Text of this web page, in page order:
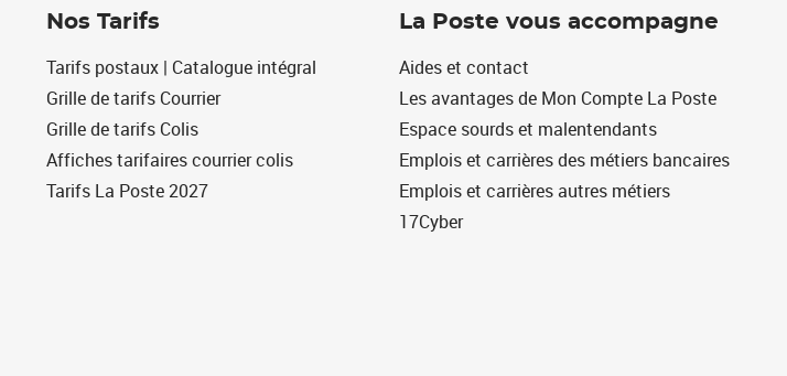
Nos Tarifs
Tarifs postaux | Catalogue intégral
Grille de tarifs Courrier
Grille de tarifs Colis
Affiches tarifaires courrier colis
Tarifs La Poste 2027
La Poste vous accompagne
Aides et contact
Les avantages de Mon Compte La Poste
Espace sourds et malentendants
Emplois et carrières des métiers bancaires
Emplois et carrières autres métiers
17Cyber